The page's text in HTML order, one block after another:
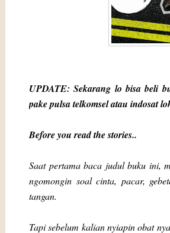
UPDATE: Sekarang lo bisa beli
pake pulsa telkomsel atau indosat
Before you read the stories..
Saat pertama baca judul buku ini,
ngomongin soal cinta, pacar,
tangan.
Tapi sebelum kalian nyiapin obat